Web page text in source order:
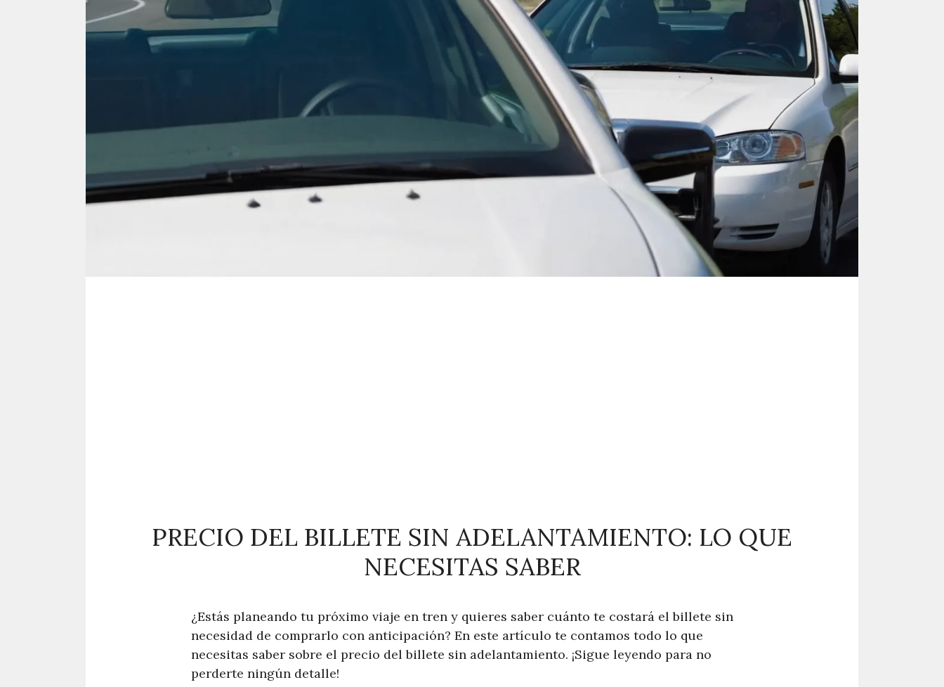
PRECIO DEL BILLETE SIN ADELANTAMIENTO: LO QUE
NECESITAS SABER
¿Estás planeando tu próximo viaje en tren y quieres saber cuánto te costará el billete sin
necesidad de comprarlo con anticipación? En este artículo te contamos todo lo que
necesitas saber sobre el precio del billete sin adelantamiento. ¡Sigue leyendo para no
perderte ningún detalle!